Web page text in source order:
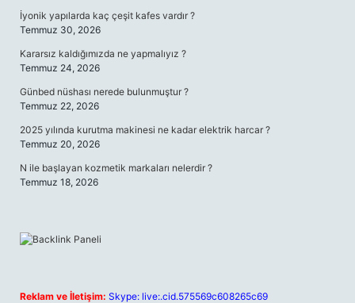
İyonik yapılarda kaç çeşit kafes vardır ?
Temmuz 30, 2026
Kararsız kaldığımızda ne yapmalıyız ?
Temmuz 24, 2026
Günbed nüshası nerede bulunmuştur ?
Temmuz 22, 2026
2025 yılında kurutma makinesi ne kadar elektrik harcar ?
Temmuz 20, 2026
N ile başlayan kozmetik markaları nelerdir ?
Temmuz 18, 2026
Reklam ve İletişim: Skype: live:.cid.575569c608265c69